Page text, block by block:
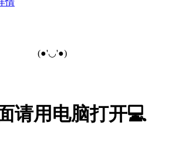
情
(●'◡'●)
请用电脑打开💻